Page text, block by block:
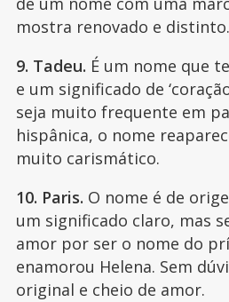
mostra renovado e distinto.
9. Tadeu. É um nome que
e um significado de
seja muito frequente em
hispânica, o nome
muito carismático.
10. Paris. O nome é de
um significado claro, mas
amor por ser o nome do
enamorou Helena. Sem
original e cheio de amor.